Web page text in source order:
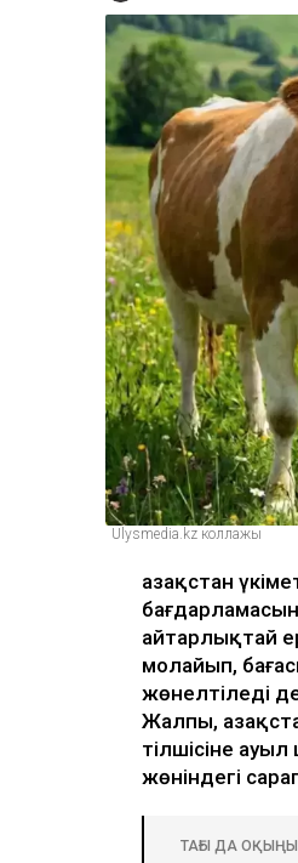
Ulysmedia.kz коллажы
Қазақстан
айтарлықтай
молайып,
жөнелтіледі
Жалпы,
тілшісіне
жөніндегі
ТАҒЫ ДА